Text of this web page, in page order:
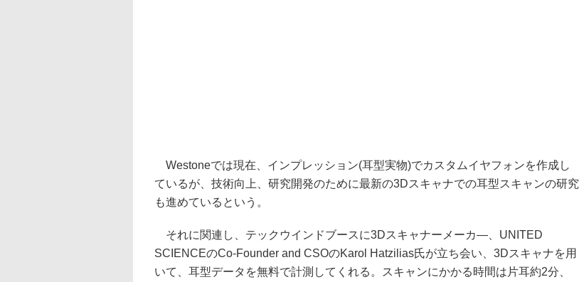
Westoneでは現在、インプレッション(耳型実物)でカスタムイヤフォンを作成し
ているが、技術向上、研究開発のために最新の3Dスキャナでの耳型スキャンの研究
も進めているという。
それに関連し、テックウインドブースに3Dスキャナーメーカ―、UNITED
SCIENCEのCo-Founder and CSOのKarol Hatzilias氏が立ち会い、3Dスキャナを用
いて、耳型データを無料で計測してくれる。スキャンにかかる時間は片耳約2分、